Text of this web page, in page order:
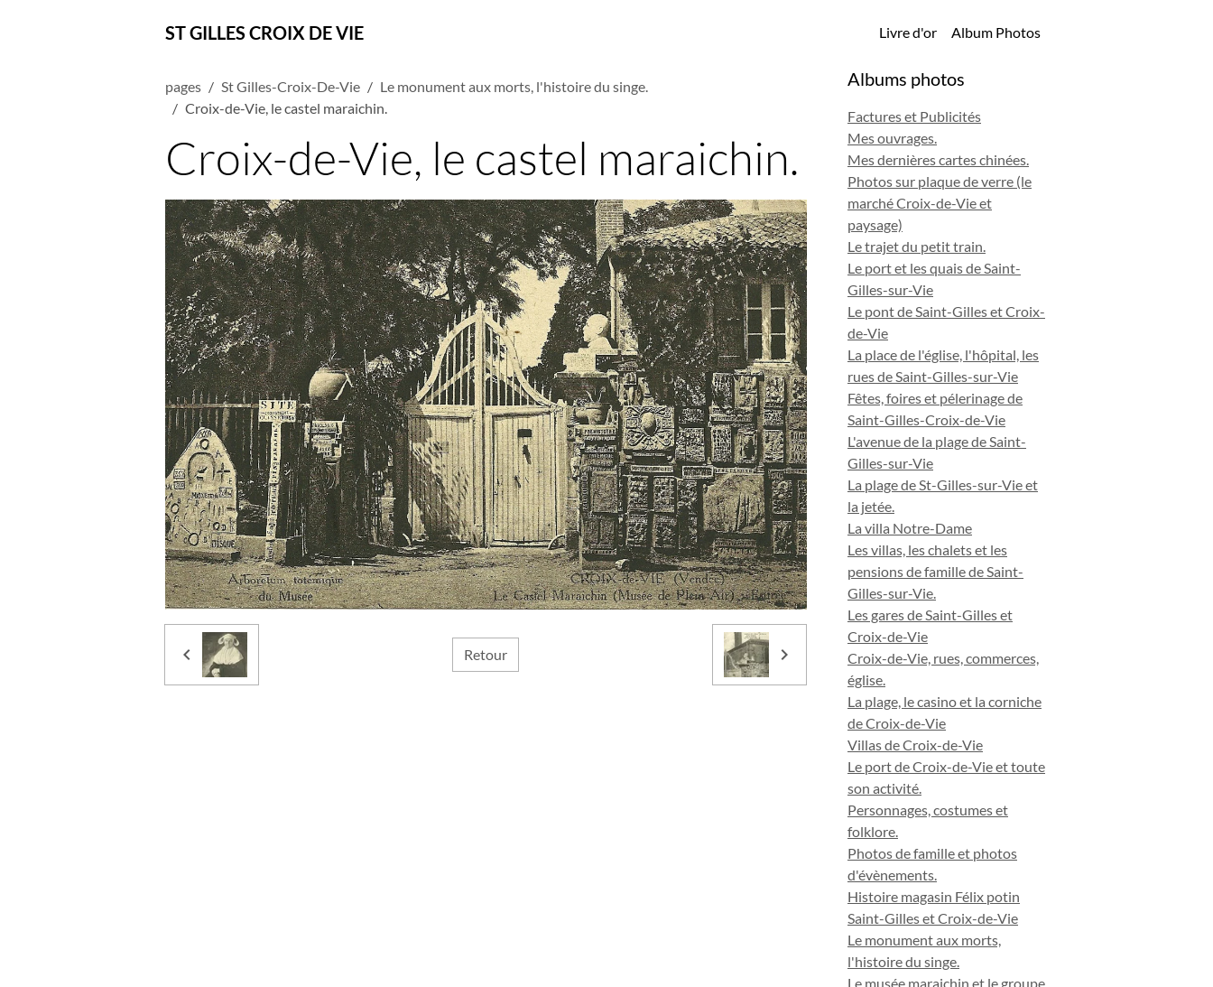
ST GILLES CROIX DE VIE Livre d'or Album Photos
pages St Gilles-Croix-De-Vie
Le monument aux morts, l'histoire du singe.
Croix-de-Vie, le castel maraichin.
Croix-de-Vie, le castel maraichin.
Retour
Albums photos
Factures et Publicités
Mes ouvrages.
Mes dernières cartes chinées.
Photos sur plaque de verre (le
marché Croix-de-Vie et
paysage)
Le trajet du petit train.
Le port et les quais de Saint-
Gilles-sur-Vie
Le pont de Saint-Gilles et Croix-
de-Vie
La place de l'église, l'hôpital, les
rues de Saint-Gilles-sur-Vie
Fêtes, foires et pélerinage de
Saint-Gilles-Croix-de-Vie
L'avenue de la plage de Saint-
Gilles-sur-Vie
La plage de St-Gilles-sur-Vie et
la jetée.
La villa Notre-Dame
Les villas, les chalets et les
pensions de famille de Saint-
Gilles-sur-Vie.
Les gares de Saint-Gilles et
Croix-de-Vie
Croix-de-Vie, rues, commerces,
église.
La plage, le casino et la corniche
de Croix-de-Vie
Villas de Croix-de-Vie
Le port de Croix-de-Vie et toute
son activité.
Personnages, costumes et
folklore.
Photos de famille et photos
d'évènements.
Histoire magasin Félix potin
Saint-Gilles et Croix-de-Vie
Le monument aux morts,
l'histoire du singe.
Le musée maraichin et le groupe